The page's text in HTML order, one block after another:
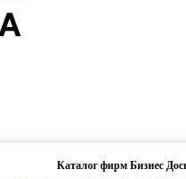
Каталог фирм Бизнес